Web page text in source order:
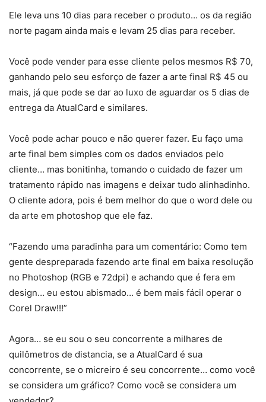
Ele leva uns 10 dias para receber o produto… os da região
norte pagam ainda mais e levam 25 dias para receber.
Você pode vender para esse cliente pelos mesmos R$ 70,
ganhando pelo seu esforço de fazer a arte final R$ 45 ou
mais, já que pode se dar ao luxo de aguardar os 5 dias de
entrega da AtualCard e similares.
Você pode achar pouco e não querer fazer. Eu faço uma
arte final bem simples com os dados enviados pelo
cliente… mas bonitinha, tomando o cuidado de fazer um
tratamento rápido nas imagens e deixar tudo alinhadinho.
O cliente adora, pois é bem melhor do que o word dele ou
da arte em photoshop que ele faz.
“Fazendo uma paradinha para um comentário: Como tem
gente despreparada fazendo arte final em baixa resolução
no Photoshop (RGB e 72dpi) e achando que é fera em
design… eu estou abismado… é bem mais fácil operar o
Corel Draw!!!”
Agora… se eu sou o seu concorrente a milhares de
quilômetros de distancia, se a AtualCard é sua
concorrente, se o micreiro é seu concorrente… como você
se considera um gráfico? Como você se considera um